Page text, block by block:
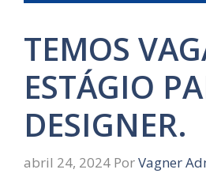
TEMOS
ESTÁGIO
DESIGNER.
abril 24, 2024 PorVagner